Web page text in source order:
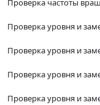
Проверка частоты
Проверка уровня и
Проверка уровня и
Проверка уровня и
Проверка уровня и